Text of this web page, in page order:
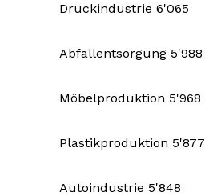
Druckindustrie 6'065
Abfallentsorgung 5'988
Möbelproduktion 5'968
Plastikproduktion 5'877
Autoindustrie 5'848